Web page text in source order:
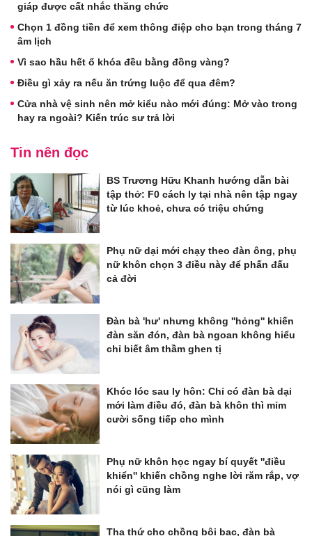
giáp được cất nhắc thăng chức
Chọn 1 đồng tiền để xem thông điệp cho bạn trong tháng 7
âm lịch
Vì sao hầu hết ổ khóa đều bằng đồng vàng?
Điều gì xảy ra nếu ăn trứng luộc để qua đêm?
Cửa nhà vệ sinh nên mở kiểu nào mới đúng: Mở vào trong
hay ra ngoài? Kiến trúc sư trả lời
Tin nên đọc
BS Trương Hữu Khanh hướng dẫn bài
tập thở: F0 cách ly tại nhà nên tập ngay
từ lúc khoẻ, chưa có triệu chứng
Phụ nữ dại mới chạy theo đàn ông, phụ
nữ khôn chọn 3 điều này để phấn đấu
cả đời
Đàn bà 'hư' nhưng không ''hỏng'' khiến
đàn săn đón, đàn bà ngoan không hiểu
chỉ biết âm thầm ghen tị
Khóc lóc sau ly hôn: Chỉ có đàn bà dại
mới làm điều đó, đàn bà khôn thì mỉm
cười sống tiếp cho mình
Phụ nữ khôn học ngay bí quyết ''điều
khiển'' khiến chồng nghe lời răm rắp, vợ
nói gì cũng làm
Tha thứ cho chồng bội bạc, đàn bà